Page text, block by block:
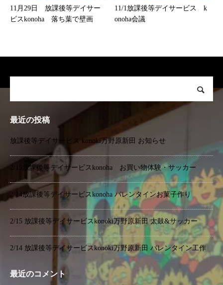
11月29日 放課後等デイサー
ビスkonoha 落ち葉で壁画
11/1放課後等デイサービス k
onoha会議
最近の投稿
放課後等デイサービス konoki万野原新田 お知らせ
2/15放課後等デイサービスkonoha お買い物体験・サッカー
2/14放課後等デイサービスkonoha バレンタインお菓子作り
2/15 放課後等デイサービスkonoki万野原新田 太鼓&サッカー
2/14 放課後等デイサービスkonoki万野原新田 バレンタイン工作
最近のコメント